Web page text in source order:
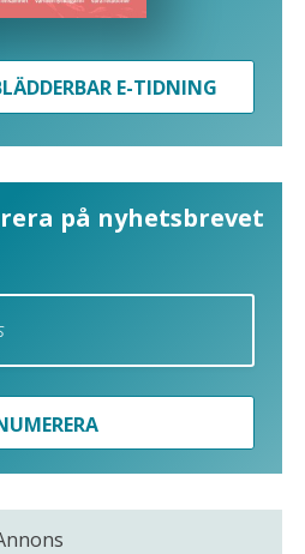
E-TIDNING
på nyhetsbrevet